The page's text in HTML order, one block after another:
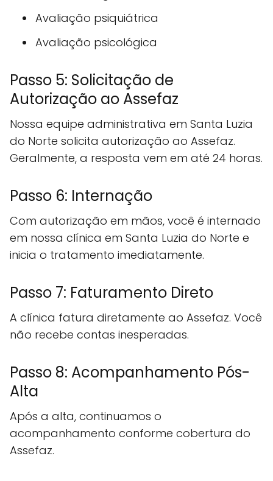
Avaliação psiquiátrica
Avaliação psicológica
Passo 5: Solicitação de
Autorização ao Assefaz
Nossa equipe administrativa em Santa Luzia
do Norte solicita autorização ao Assefaz.
Geralmente, a resposta vem em até 24 horas.
Passo 6: Internação
Com autorização em mãos, você é internado
em nossa clínica em Santa Luzia do Norte e
inicia o tratamento imediatamente.
Passo 7: Faturamento Direto
A clínica fatura diretamente ao Assefaz. Você
não recebe contas inesperadas.
Passo 8: Acompanhamento Pós-
Alta
Após a alta, continuamos o
acompanhamento conforme cobertura do
Assefaz.